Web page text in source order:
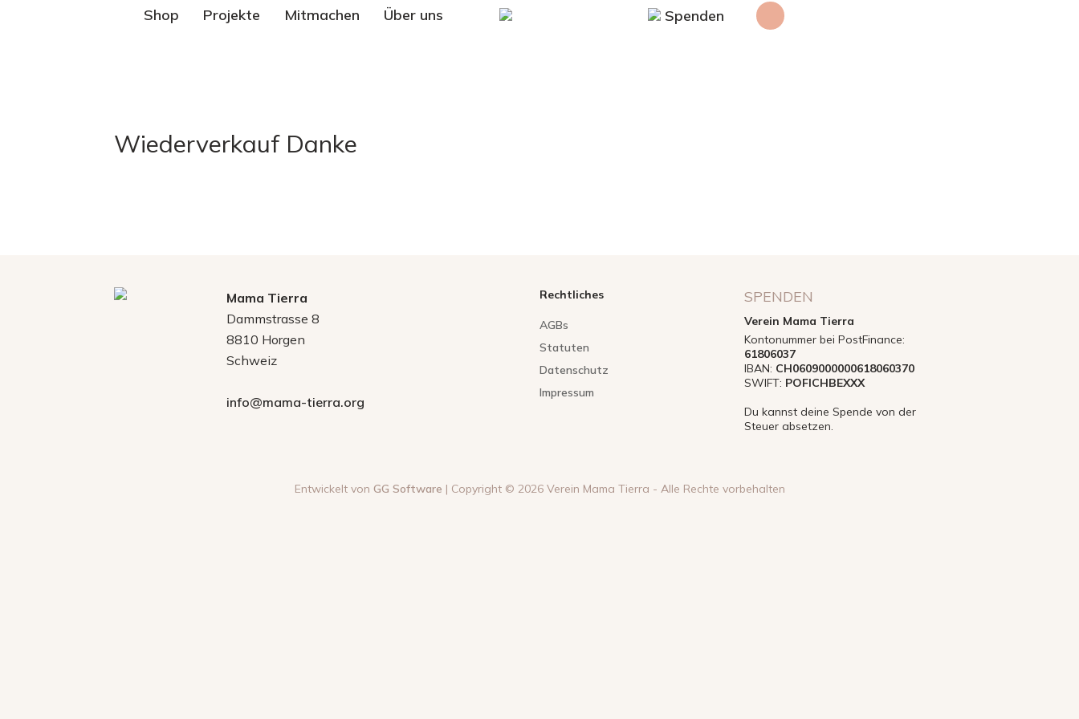
Shop Projekte Mitmachen Über uns Spenden
Wiederverkauf Danke
Mama Tierra
Dammstrasse 8
8810 Horgen
Schweiz
info@mama-tierra.org
Rechtliches
AGBs
Statuten
Datenschutz
Impressum
SPENDEN
Verein Mama Tierra
Kontonummer bei PostFinance:
61806037
IBAN: CH0609000000618060370
SWIFT: POFICHBEXXX
Du kannst deine Spende von der
Steuer absetzen.
Entwickelt von GG Software | Copyright © 2026 Verein Mama Tierra - Alle Rechte vorbehalten